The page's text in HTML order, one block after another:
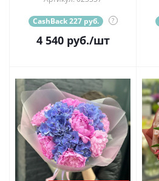
CashBack 227 руб. ?
4 540руб./шт